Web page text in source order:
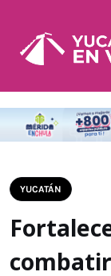
YUCATÁN